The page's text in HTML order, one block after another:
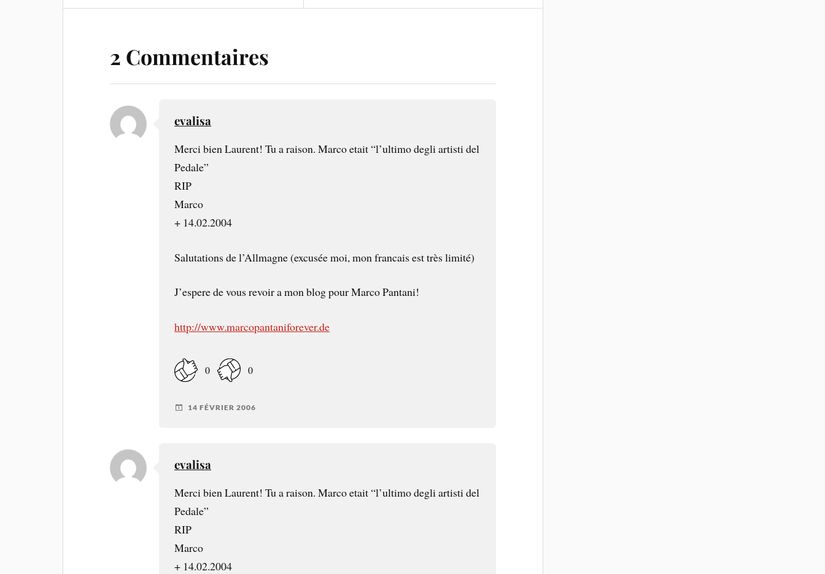
2 Commentaires
evalisa
Merci bien Laurent! Tu a raison. Marco etait “l’ultimo degli artisti del
Pedale”
RIP
Marco
+ 14.02.2004
Salutations de l’Allmagne (excusée moi, mon francais est très limité)
J’espere de vous revoir a mon blog pour Marco Pantani!
http://www.marcopantaniforever.de
0 0
14 FÉVRIER 2006
evalisa
Merci bien Laurent! Tu a raison. Marco etait “l’ultimo degli artisti del
Pedale”
RIP
Marco
+ 14.02.2004